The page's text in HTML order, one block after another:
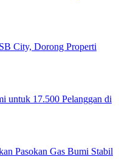
City, Dorong Properti
untuk 17.500 Pelanggan di
Pasokan Gas Bumi Stabil